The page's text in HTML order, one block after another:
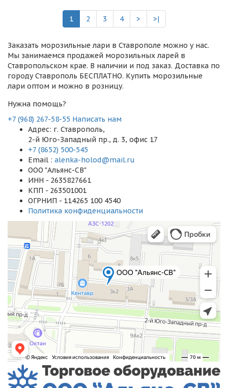
1 2 3 4 > >|
Заказать морозильные лари в Ставрополе можно у нас.
Мы занимаемся продажей морозильных ларей в
Ставропольском крае. В наличии и под заказ. Доставка по
городу Ставрополь БЕСПЛАТНО. Купить морозильные
лари оптом и можно в розницу.
Нужна помощь?
+7 (968) 267-58-55 Написать нам
Адрес: г. Ставрополь,
2-й Юго-Западный пр., д. 3, офис 17
+7 (8652) 500-545
Email : alenka-holod@mail.ru
ООО "Альянс-СВ"
ИНН - 2635827661
КПП - 263501001
ОГРНИП - 114265 100 4540
Политика конфиденциальности